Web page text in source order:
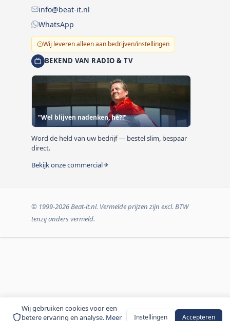
Wij gebruiken cookies voor een
betere ervaring en analyse. Meer Instellingen Accepteren
info@beat-it.nl
WhatsApp
Wij leveren alleen aan bedrijven/instellingen
BEKEND VAN RADIO & TV
"Wel blijven nadenken, hè?!"
Word de held van uw bedrijf — bestel slim, bespaar
direct.
Bekijk onze commercial
© 1999-2026 Beat-it.nl. Vermelde prijzen zijn excl. BTW
tenzij anders vermeld.